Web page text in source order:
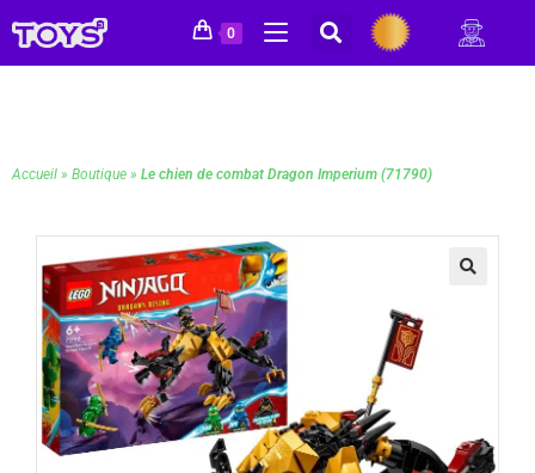
0
Accueil » Boutique » Le chien de combat Dragon Imperium (71790)